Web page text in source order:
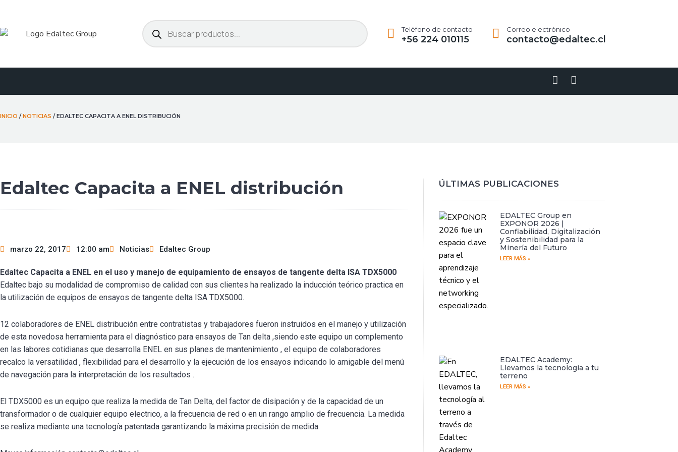
contenido
Búsqueda
de
productos Teléfono de contacto
+56 224 010115
Correo electrónico
contacto@edaltec.cl
Linkedin-
in
Youtube
INICIO /NOTICIAS / EDALTEC CAPACITA A ENEL DISTRIBUCIÓN
Edaltec Capacita a ENEL distribución
marzo 22, 2017 12:00 am Noticias Edaltec Group
Edaltec Capacita a ENEL en el uso y manejo de equipamiento de ensayos de tangente delta ISA TDX5000
Edaltec bajo su modalidad de compromiso de calidad con sus clientes ha realizado la inducción teórico practica en
la utilización de equipos de ensayos de tangente delta ISA TDX5000.
12 colaboradores de ENEL distribución entre contratistas y trabajadores fueron instruidos en el manejo y utilización
de esta novedosa herramienta para el diagnóstico para ensayos de Tan delta ,siendo este equipo un complemento
en las labores cotidianas que desarrolla ENEL en sus planes de mantenimiento , el equipo de colaboradores
recalco la versatilidad , flexibilidad para el desarrollo y la ejecución de los ensayos indicando lo amigable del menú
de navegación para la interpretación de los resultados .
El TDX5000 es un equipo que realiza la medida de Tan Delta, del factor de disipación y de la capacidad de un
transformador o de cualquier equipo electrico, a la frecuencia de red o en un rango amplio de frecuencia. La medida
se realiza mediante una tecnología patentada garantizando la máxima precisión de medida.
ÚLTIMAS PUBLICACIONES
EDALTEC Group en
EXPONOR 2026 |
Confiabilidad, Digitalización
y Sostenibilidad para la
Minería del Futuro
LEER MÁS »
EDALTEC Academy:
Llevamos la tecnología a tu
terreno
LEER MÁS »